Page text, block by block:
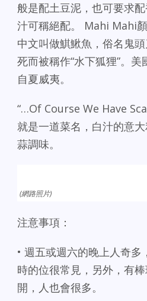
般是配土豆泥，也可要求
汁可稱絕配。 Mahi Mahi
中文叫做鯕鰍魚，俗名鬼
死而被稱作“水下狐狸”。
自夏威夷。
“…Of Course We Have
就是一道菜名，白汁的意
蒜調味。
(網路照片)
注意事項：
• 週五或週六的晚上人奇
時的位很常見，另外，有
開，人也會很多。